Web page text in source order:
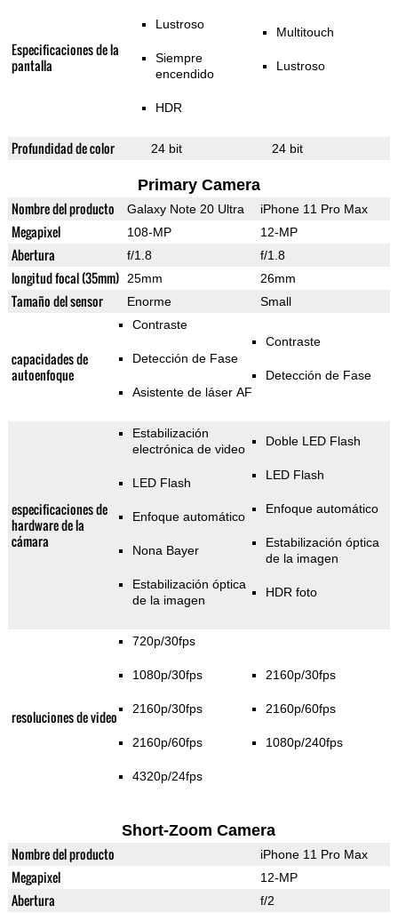
Especificaciones de la
pantalla
Lustroso
Siempre
encendido
HDR
Multitouch
Lustroso
Profundidad de color 24 bit 24 bit
Primary Camera
Nombre del producto Galaxy Note 20 Ultra iPhone 11 Pro Max
Megapixel 108-MP 12-MP
Abertura f/1.8 f/1.8
longitud focal (35mm) 25mm 26mm
Tamaño del sensor Enorme Small
capacidades de
autoenfoque
Contraste
Detección de Fase
Asistente de láser AF
Contraste
Detección de Fase
especificaciones de
hardware de la
cámara
Estabilización
electrónica de video
LED Flash
Enfoque automático
Nona Bayer
Estabilización óptica
de la imagen
Doble LED Flash
LED Flash
Enfoque automático
Estabilización óptica
de la imagen
HDR foto
resoluciones de video
720p/30fps
1080p/30fps
2160p/30fps
2160p/60fps
4320p/24fps
2160p/30fps
2160p/60fps
1080p/240fps
Short-Zoom Camera
Nombre del producto iPhone 11 Pro Max
Megapixel 12-MP
Abertura f/2